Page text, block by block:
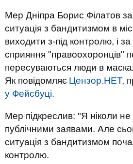
Мер Дніпра Борис Філатов
ситуація з бандитизмом в
виходити з-під контролю, і
сприяння "правоохоронців"
пересуваються люди в
Як повідомляє Цензор.НЕТ,
у Фейсбуці.
Мер підкреслив: "Я ніколи
публічними заявами. Але
ситуація з бандитизмом
контролю.